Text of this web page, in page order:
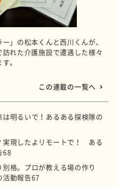
」の松本くんと西川くんが、
れた介護施設で遭遇した様々
。
この連載の一覧へ
は明るいで！あるある探検隊の
実現したよリモートで！ ある
68
格。プロが教える場の作り
動報告67